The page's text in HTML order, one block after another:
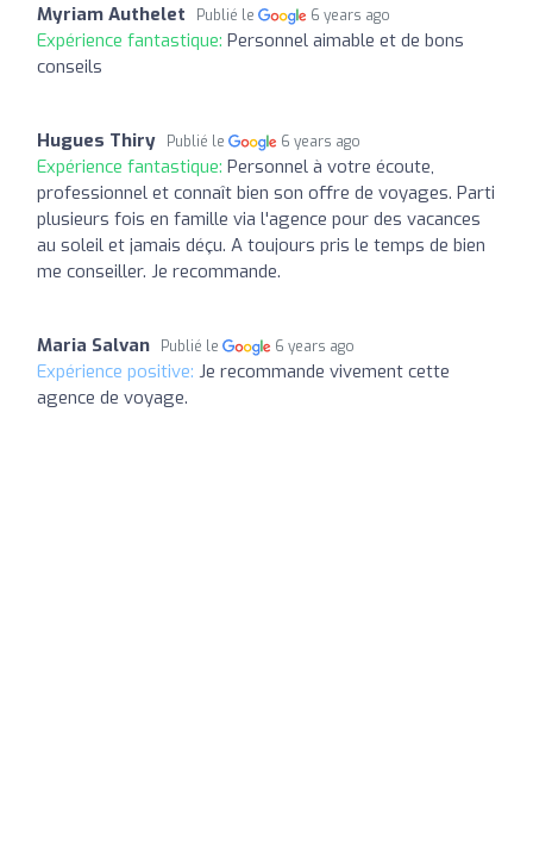
Myriam Authelet Publié le 6 years ago
Expérience fantastique: Personnel aimable et de bons
conseils
Hugues Thiry Publié le 6 years ago
Expérience fantastique: Personnel à votre écoute,
professionnel et connaît bien son offre de voyages. Parti
plusieurs fois en famille via l'agence pour des vacances
au soleil et jamais déçu. A toujours pris le temps de bien
me conseiller. Je recommande.
Maria Salvan Publié le 6 years ago
Expérience positive: Je recommande vivement cette
agence de voyage.